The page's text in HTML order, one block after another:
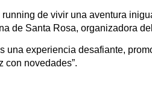
de vivir una aventura
de Santa Rosa, organizadora
experiencia desafiante,
con novedades”.